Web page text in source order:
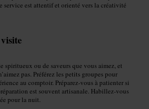
service est attentif et orienté vers la créativité
spiritueux ou de saveurs que vous aimez, et
pas. Préférez les petits groupes pour
au comptoir. Préparez-vous à patienter si
est souvent artisanale. Habillez-vous
pour la nuit.